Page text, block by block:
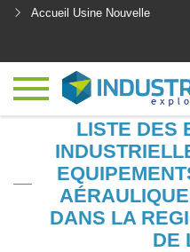
Accueil Usine Nouvelle
LISTE DES
DANS LA
DE